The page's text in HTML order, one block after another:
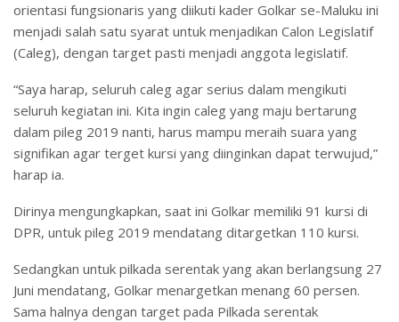
orientasi fungsionaris yang diikuti kader Golkar se-Maluku ini
menjadi salah satu syarat untuk menjadikan Calon Legislatif
(Caleg), dengan target pasti menjadi anggota legislatif.
“Saya harap, seluruh caleg agar serius dalam mengikuti
seluruh kegiatan ini. Kita ingin caleg yang maju bertarung
dalam pileg 2019 nanti, harus mampu meraih suara yang
signifikan agar terget kursi yang diinginkan dapat terwujud,”
harap ia.
Dirinya mengungkapkan, saat ini Golkar memiliki 91 kursi di
DPR, untuk pileg 2019 mendatang ditargetkan 110 kursi.
Sedangkan untuk pilkada serentak yang akan berlangsung 27
Juni mendatang, Golkar menargetkan menang 60 persen.
Sama halnya dengan target pada Pilkada serentak